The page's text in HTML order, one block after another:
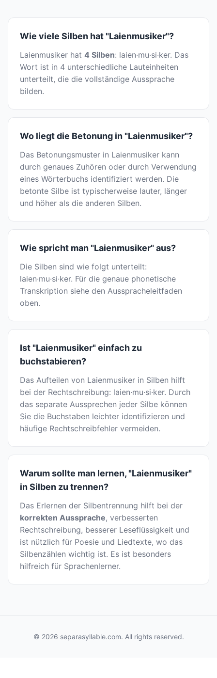
Wie viele Silben hat "Laienmusiker"?
Laienmusiker hat 4 Silben: laien·mu·si·ker. Das
Wort ist in 4 unterschiedliche Lauteinheiten
unterteilt, die die vollständige Aussprache
bilden.
Wo liegt die Betonung in "Laienmusiker"?
Das Betonungsmuster in Laienmusiker kann
durch genaues Zuhören oder durch Verwendung
eines Wörterbuchs identifiziert werden. Die
betonte Silbe ist typischerweise lauter, länger
und höher als die anderen Silben.
Wie spricht man "Laienmusiker" aus?
Die Silben sind wie folgt unterteilt:
laien·mu·si·ker. Für die genaue phonetische
Transkription siehe den Ausspracheleitfaden
oben.
Ist "Laienmusiker" einfach zu
buchstabieren?
Das Aufteilen von Laienmusiker in Silben hilft
bei der Rechtschreibung: laien·mu·si·ker. Durch
das separate Aussprechen jeder Silbe können
Sie die Buchstaben leichter identifizieren und
häufige Rechtschreibfehler vermeiden.
Warum sollte man lernen, "Laienmusiker"
in Silben zu trennen?
Das Erlernen der Silbentrennung hilft bei der
korrekten Aussprache, verbesserten
Rechtschreibung, besserer Leseflüssigkeit und
ist nützlich für Poesie und Liedtexte, wo das
Silbenzählen wichtig ist. Es ist besonders
hilfreich für Sprachenlerner.
© 2026 separasyllable.com. All rights reserved.